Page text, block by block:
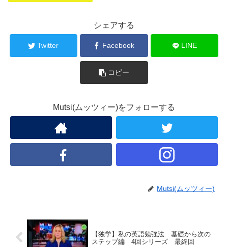
シェアする
Twitter Facebook LINE
コピー
Mutsi(ムッツィー)をフォローする
Mutsi(ムッツィー)
【独学】私の英語勉強法 基礎から次の
ステップ編 4回シリーズ 最終回